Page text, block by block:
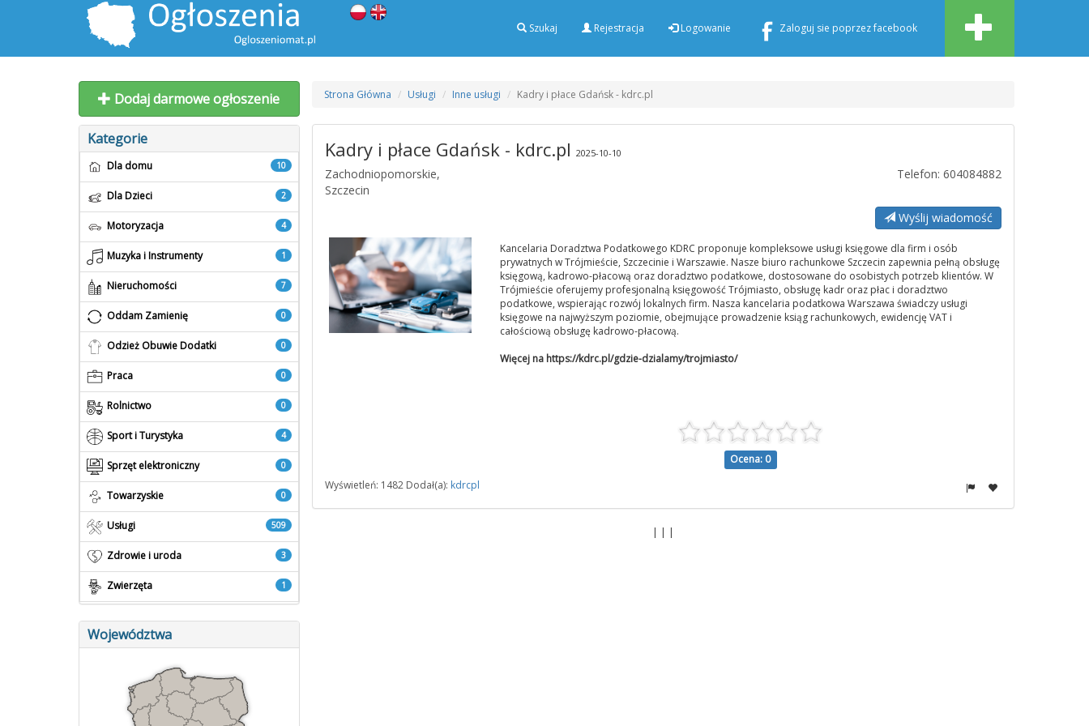
Szukaj Rejestracja Logowanie Zaloguj sie poprzez facebook
Dodaj darmowe ogłoszenie
Kategorie
10
Dla domu
2
Dla Dzieci
4
Motoryzacja
1
Muzyka i Instrumenty
7
Nieruchomości
0
Oddam Zamienię
0
Odzież Obuwie Dodatki
0
Praca
0
Rolnictwo
4
Sport i Turystyka
0
Sprzęt elektroniczny
0
Towarzyskie
509
Usługi
3
Zdrowie i uroda
1
Zwierzęta
Województwa
Strona Główna Usługi Inne usługi Kadry i płace Gdańsk - kdrc.pl
Kadry i płace Gdańsk - kdrc.pl 2025-10-10
Zachodniopomorskie,
Szczecin
Telefon: 604084882
Wyślij wiadomość
Kancelaria Doradztwa Podatkowego KDRC proponuje kompleksowe usługi księgowe dla firm i osób
prywatnych w Trójmieście, Szczecinie i Warszawie. Nasze biuro rachunkowe Szczecin zapewnia pełną obsługę
księgową, kadrowo-płacową oraz doradztwo podatkowe, dostosowane do osobistych potrzeb klientów. W
Trójmieście oferujemy profesjonalną księgowość Trójmiasto, obsługę kadr oraz płac i doradztwo
podatkowe, wspierając rozwój lokalnych firm. Nasza kancelaria podatkowa Warszawa świadczy usługi
księgowe na najwyższym poziomie, obejmujące prowadzenie ksiąg rachunkowych, ewidencję VAT i
całościową obsługę kadrowo-płacową.
Więcej na https://kdrc.pl/gdzie-dzialamy/trojmiasto/
Ocena: 0
Wyświetleń: 1482 Dodał(a): kdrcpl
| | |